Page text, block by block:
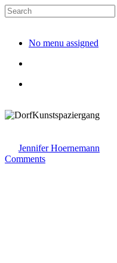
No menu assigned
Jennifer Hoernemann
Comments